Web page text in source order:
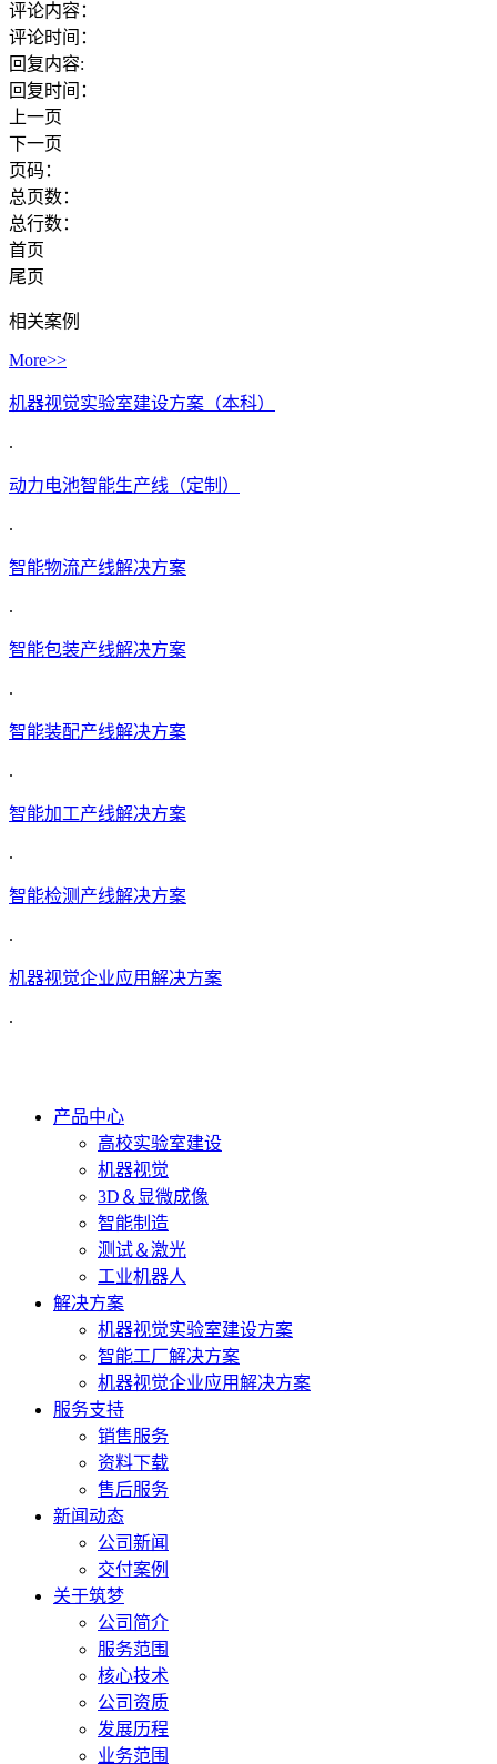
评论内容：
评论时间：
回复内容:
回复时间：
上一页
下一页
页码：
总页数：
总行数：
首页
尾页
相关案例
More>>
机器视觉实验室建设方案（本科）
.
动力电池智能生产线（定制）
.
智能物流产线解决方案
.
智能包装产线解决方案
.
智能装配产线解决方案
.
智能加工产线解决方案
.
智能检测产线解决方案
.
机器视觉企业应用解决方案
.
产品中心
高校实验室建设
机器视觉
3D＆显微成像
智能制造
测试＆激光
工业机器人
解决方案
机器视觉实验室建设方案
智能工厂解决方案
机器视觉企业应用解决方案
服务支持
销售服务
资料下载
售后服务
新闻动态
公司新闻
交付案例
关于筑梦
公司简介
服务范围
核心技术
公司资质
发展历程
业务范围